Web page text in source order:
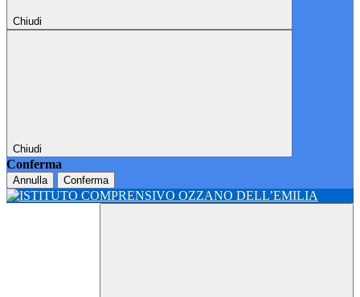
Chiudi
Chiudi
Conferma
Annulla Conferma